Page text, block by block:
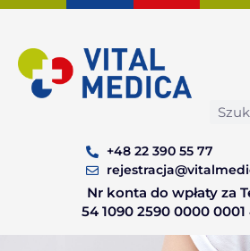
Skip
content
Search
+48 22 390 55 77
Nr konta do wpłaty za
54 1090 2590 0000 0001